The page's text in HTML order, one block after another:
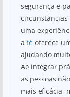
segurança e
circunstâncias
uma
a féoferece
ajudando
Ao integrar
as pessoas
mais eficácia,